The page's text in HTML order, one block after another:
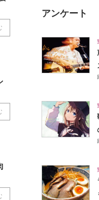
アンケート